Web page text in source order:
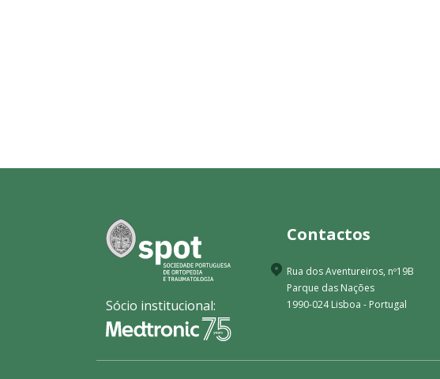
Sócio institucional:
Contactos
Rua dos Aventureiros, nº19B
Parque das Nações
1990-024 Lisboa - Portugal